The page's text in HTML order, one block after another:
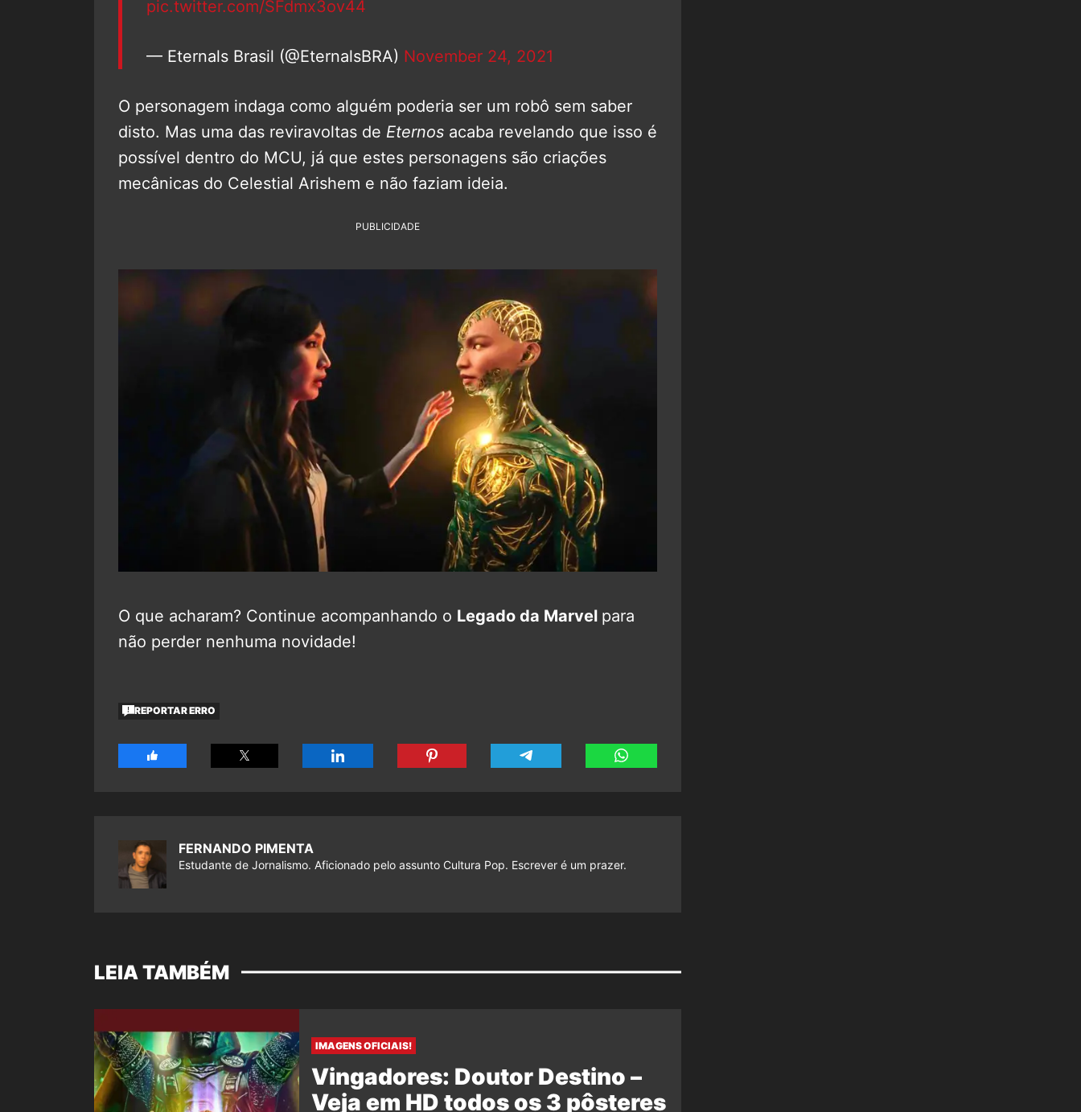
pic.twitter.com/SFdmx3ov44
— Eternals Brasil (@EternalsBRA) November 24, 2021
O personagem indaga como alguém poderia ser um robô sem saber
disto. Mas uma das reviravoltas de Eternos acaba revelando que isso é
possível dentro do MCU, já que estes personagens são criações
mecânicas do Celestial Arishem e não faziam ideia.
PUBLICIDADE
O que acharam? Continue acompanhando o Legado da Marvel para
não perder nenhuma novidade!
REPORTAR ERRO
FERNANDO PIMENTA
Estudante de Jornalismo. Aficionado pelo assunto Cultura Pop. Escrever é um prazer.
LEIA TAMBÉM
IMAGENS OFICIAIS!
Vingadores: Doutor Destino –
Veja em HD todos os 3 pôsteres